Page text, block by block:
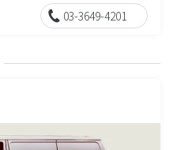
03-3649-4201